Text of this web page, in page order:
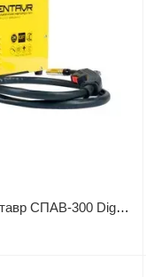
Сварочный аппарат Кентавр СПАВ-300 Digit Mini